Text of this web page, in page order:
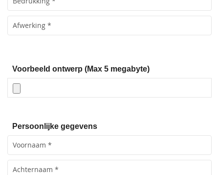
Voorbeeld ontwerp (Max 5 megabyte)
Persoonlijke gegevens